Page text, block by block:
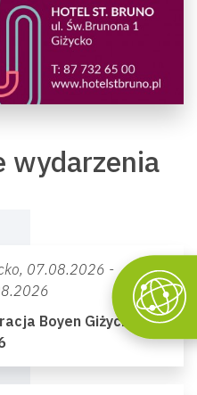
wydarzenia
07.08.2026 -
Boyen Giżycko